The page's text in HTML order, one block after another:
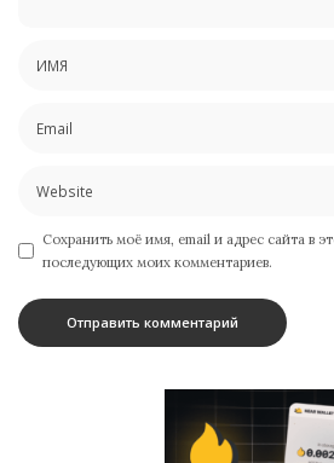
Сохранить моё имя, email и адрес сайта в
последующих моих комментариев.